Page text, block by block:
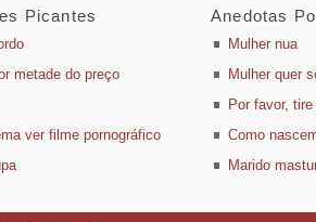
Picantes
metade do preço
ver filme pornográfico
Anedotas
Mulher nua
Mulher quer
Por favor,
Como
Marido